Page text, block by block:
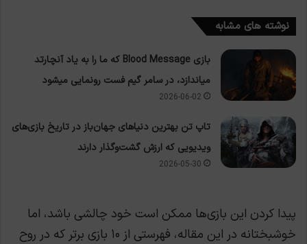
نوشته های مشابه
بازی Blood Message که ما را به یاد آنچارتد
میاندازد، در سامر گیم فست رونمایی میشود
2026-06-02
تاپ تن بهترین دنیاهای جهان‌باز در تاریخ بازی‌های
ویدیویی که ارزش گشت‌وگذار دارند
2026-05-30
پیدا کردن این بازی‌ها ممکن است خود چالشی باشد، اما
خوشبختانه در این مقاله، فهرستی از ۱۰ بازی برتر که در روح